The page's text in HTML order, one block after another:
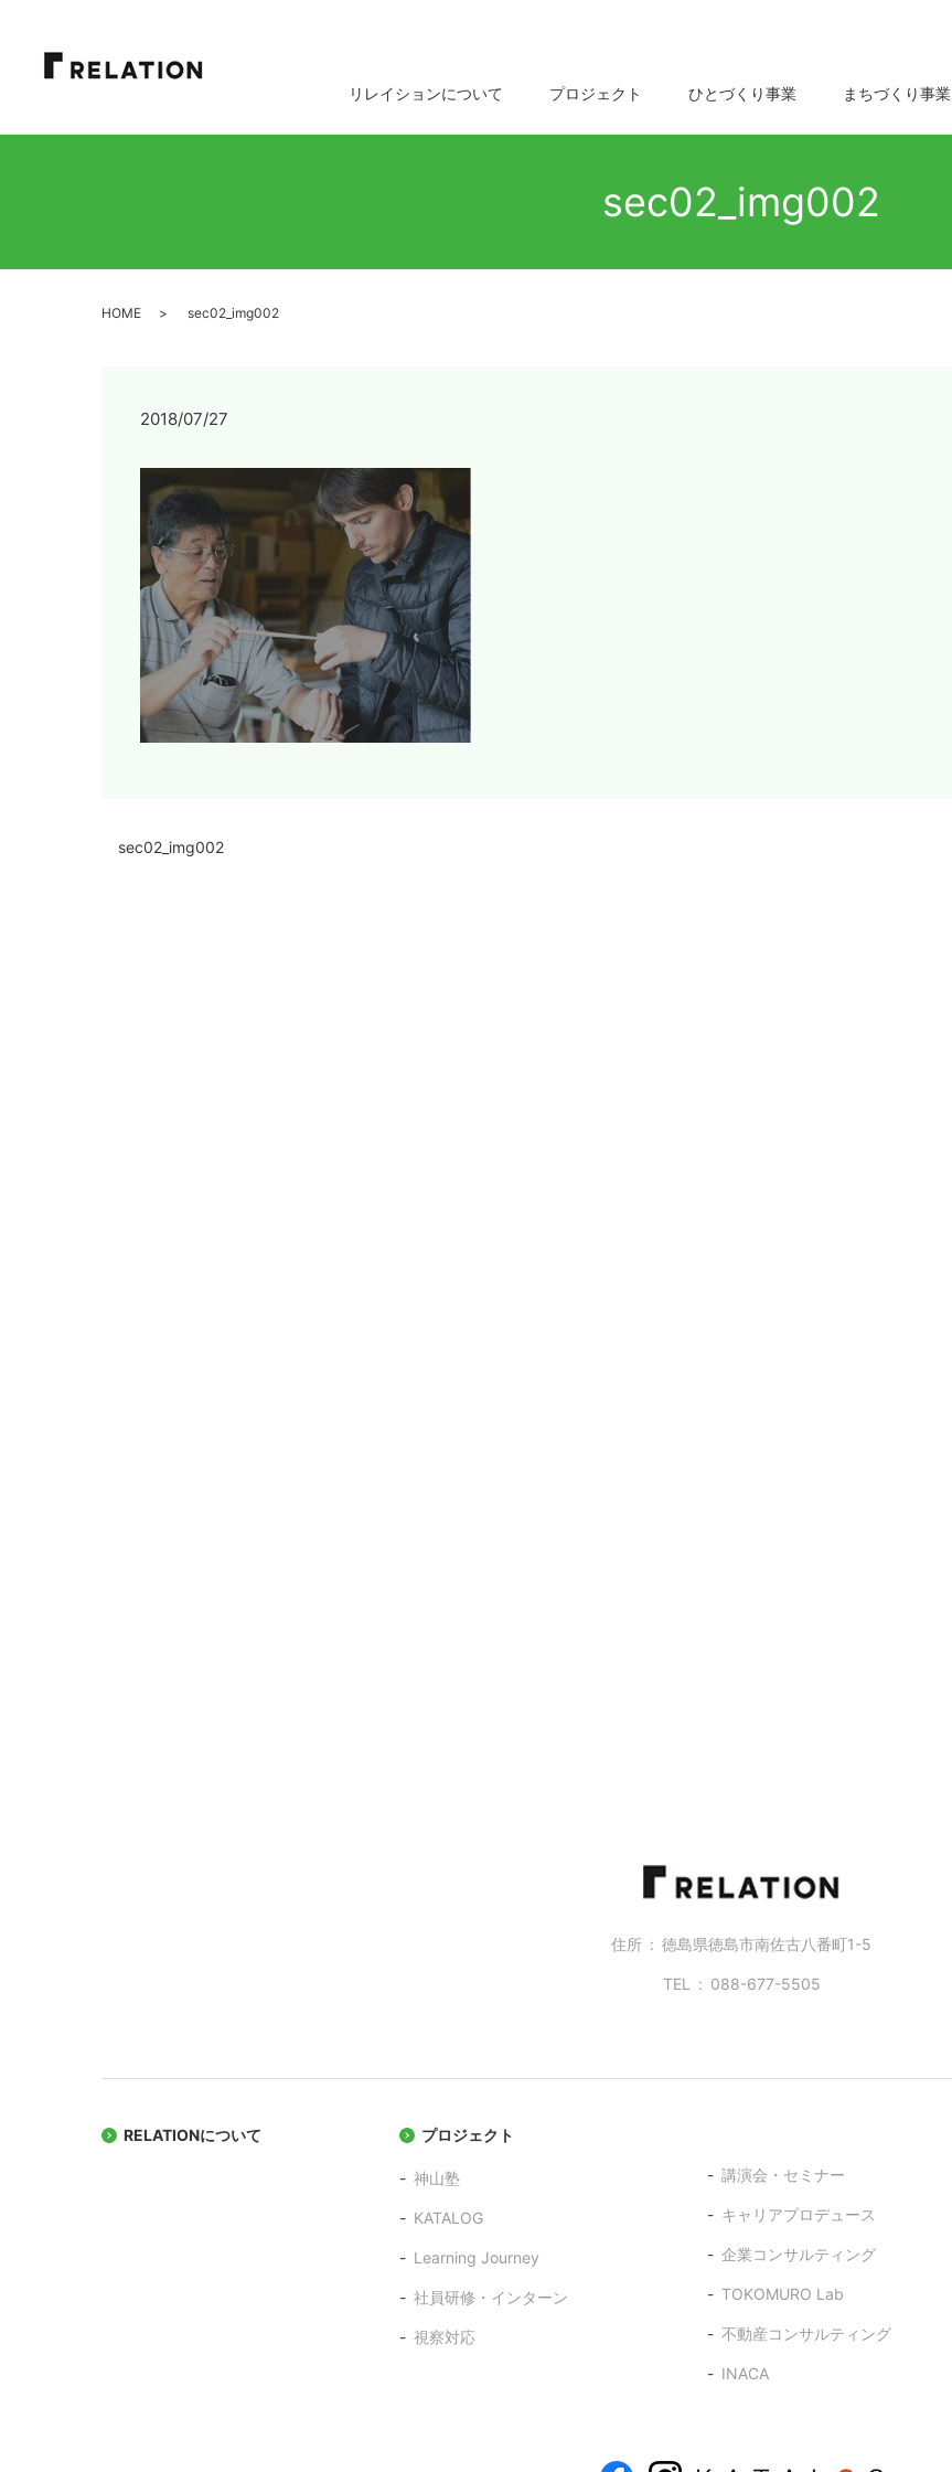
リレイションについて プロジェクト ひとづくり事業 まちづくり事業
sec02_img002
HOME sec02_img002
2018/07/27
sec02_img002
住所 徳島県徳島市南佐古八番町1-5
TEL 088-677-5505
RELATIONについて プロジェクト
神山塾
KATALOG
Learning Journey
社員研修・インターン
視察対応
講演会・セミナー
キャリアプロデュース
企業コンサルティング
TOKOMURO Lab
不動産コンサルティング
INACA